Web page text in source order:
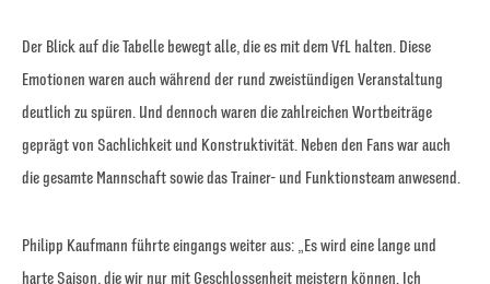
Der Blick auf die Tabelle bewegt alle, die es mit dem VfL halten. Diese
Emotionen waren auch während der rund zweistündigen Veranstaltung
deutlich zu spüren. Und dennoch waren die zahlreichen Wortbeiträge
geprägt von Sachlichkeit und Konstruktivität. Neben den Fans war auch
die gesamte Mannschaft sowie das Trainer- und Funktionsteam anwesend.
Philipp Kaufmann führte eingangs weiter aus: „Es wird eine lange und
harte Saison, die wir nur mit Geschlossenheit meistern können. Ich